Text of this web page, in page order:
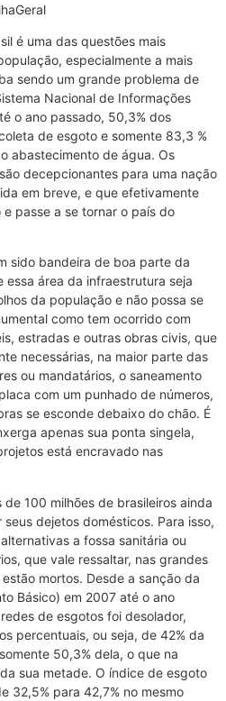
é uma das questões mais
especialmente a mais
sendo um grande problema de
Nacional de Informações
o ano passado, 50,3% dos
de esgoto e somente 83,3 %
abastecimento de água. Os
decepcionantes para uma nação
em breve, e que efetivamente
passe a se tornar o país do
sido bandeira de boa parte da
área da infraestrutura seja
da população e não possa se
como tem ocorrido com
estradas e outras obras civis, que
necessárias, na maior parte das
ou mandatários, o saneamento
com um punhado de números,
se esconde debaixo do chão. É
apenas sua ponta singela,
está encravado nas
100 milhões de brasileiros ainda
dejetos domésticos. Para isso,
a fossa sanitária ou
que vale ressaltar, nas grandes
mortos. Desde a sanção da
Básico) em 2007 até o ano
de esgotos foi desolador,
percentuais, ou seja, de 42% da
50,3% dela, o que na
sua metade. O índice de esgoto
32,5% para 42,7% no mesmo